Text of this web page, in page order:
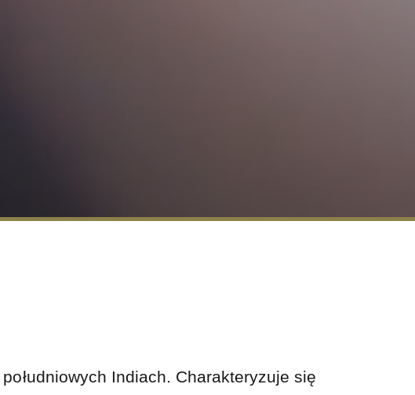
Indiach. Charakteryzuje się